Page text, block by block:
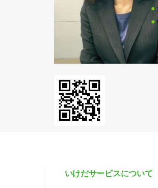
いけだサービスについて